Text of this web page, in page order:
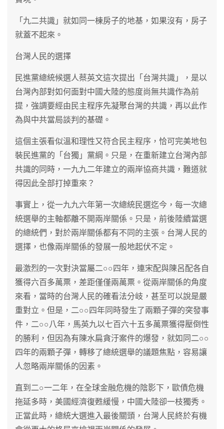
「九二共識」就如同一棟房子的地基，如果沒有，房子
就蓋不起來。
台灣人民的選擇
民進黨總統候選人蔡英文這次提出「台灣共識」，是以
台灣內部對如何面對中國大陸的態度尚無共識作為前
提，強調要經由民主程序先凝聚台灣的共識，再以此作
為與中共當局談判的基礎。
這個主張看似溫和理性又符合民主程序，恰可完美地包
裝民進黨的「台獨」黨綱。只是，在重新建立台灣內部
共識的同時，一九九二年建立的兩岸協商共識，難道就
得因此全部打掉重來？
事實上，從一九九六年第一次總統民選迄今，每一次總
統選舉的主軸都離不開兩岸關係。只是，前後陸續當選
的總統們，對於兩岸關係都有不同的主張。台灣人民的
選擇，也像兩岸關係的發展一般地起伏不定。
最激烈的一次對決當屬二○○四年，連宋配與陳呂配各自
獲得六百多萬票，差距僅僅兩萬票。從兩岸關係的角度
來看，當時的台灣人民的確看法分岐，甚至可以說是嚴
重對立。但是，二○○四年同時發生了兩顆子彈的突發事
件，二○○八年，馬英九以七百六十五多萬票獲得壓倒性
的勝利，但因為有陳水扁貪汙案件的爆發，就如同二○○
四年的兩顆子彈，轉移了總統選舉的議題焦點，容易讓
人忽略兩岸關係的因素。
直到二○一二年，在全球金融危機的陰影下，歐債危機
拖延多時，美國經濟復甦緩慢，中國大陸卻一枝獨秀。
正當此時，總統大選進入最後關頭，台灣人民終於有機